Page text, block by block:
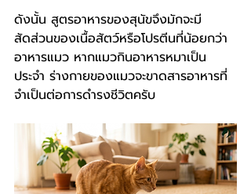
ดังนั้น สูตรอาหารของสุนัขจึงมักจะมี
สัดส่วนของเนื้อสัตว์หรือโปรตีนที่น้อยกว่า
อาหารแมว หากแมวกินอาหารหมาเป็น
ประจำ ร่างกายของแมวจะขาดสารอาหารที่
จำเป็นต่อการดำรงชีวิตครับ